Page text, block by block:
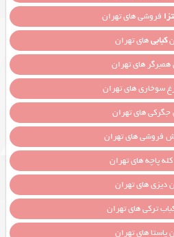
فروشی های تهران
کبابیهای تهران
همبرگر های تهران
سوخاری های تهران
جگرکی های تهران
فروشی های تهران
پاچه های تهران
دیزی های تهران
ترکی های تهران
پاستا های تهران